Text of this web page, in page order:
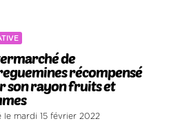
de
récompensé
son rayon fruits et
le mardi 15 février 2022